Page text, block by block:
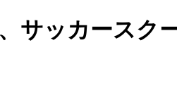
サッカースク